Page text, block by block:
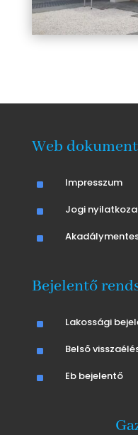
Web
^ Impresszum
^ Jogi
^
Bejelentő
^ Lakossági
^ Belső
^ Eb bejelentő